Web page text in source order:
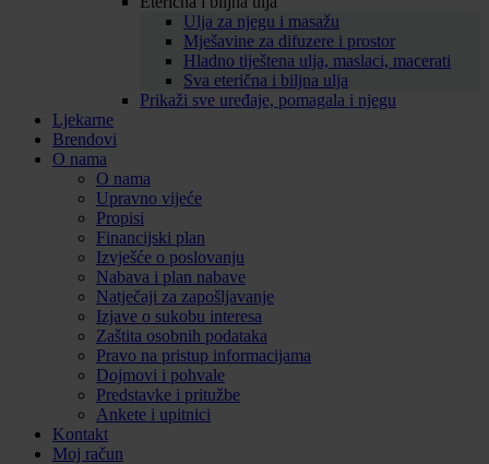
Ulja za njegu i masažu
Mješavine za difuzere i prostor
Hladno tiještena ulja, maslaci, macerati
Sva eterična i biljna ulja
Prikaži sve uređaje, pomagala i njegu
Ljekarne
Brendovi
O nama
O nama
Upravno vijeće
Propisi
Financijski plan
Izvješće o poslovanju
Nabava i plan nabave
Natječaji za zapošljavanje
Izjave o sukobu interesa
Zaštita osobnih podataka
Pravo na pristup informacijama
Dojmovi i pohvale
Predstavke i pritužbe
Ankete i upitnici
Kontakt
Moj račun